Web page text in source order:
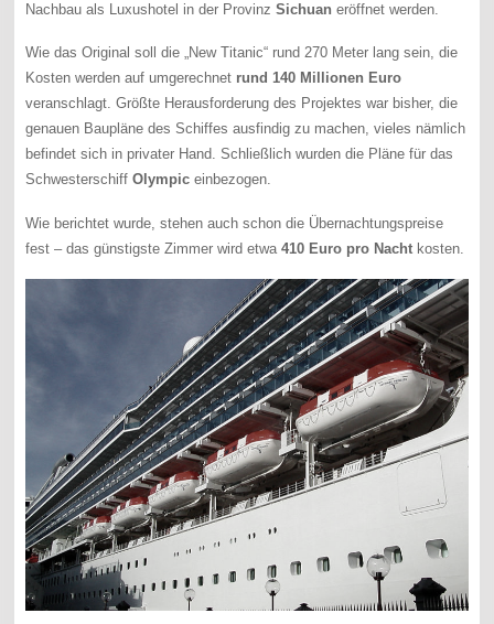
Nachbau als Luxushotel in der ProvinzSichuan eröffnet werden.
Wie das Original soll die „New Titanic“ rund 270 Meter lang sein, die
Kosten werden auf umgerechnet rund 140 Millionen Euro
veranschlagt. Größte Herausforderung des Projektes war bisher, die
genauen Baupläne des Schiffes ausfindig zu machen, vieles nämlich
befindet sich in privater Hand. Schließlich wurden die Pläne für das
SchwesterschiffOlympic einbezogen.
Wie berichtet wurde, stehen auch schon die Übernachtungspreise
fest – das günstigste Zimmer wird etwa410 Euro pro Nacht kosten.